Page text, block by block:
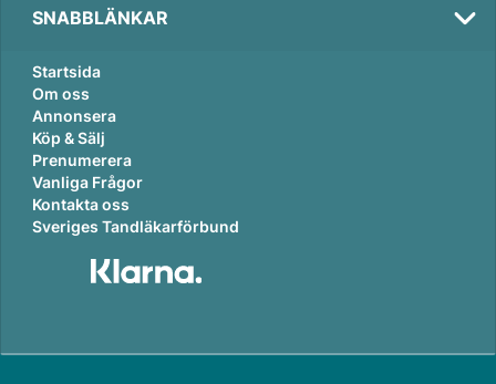
SNABBLÄNKAR
Startsida
Om oss
Annonsera
Köp & Sälj
Prenumerera
Vanliga Frågor
Kontakta oss
Sveriges Tandläkarförbund